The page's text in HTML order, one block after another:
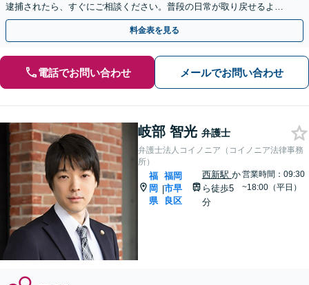
逮捕されたら、すぐにご相談ください。普段の日常が取り戻せるよう
尽力します。【休日・夜間面談可】
料金表を見る
電話でお問い合わせ メールでお問い合わせ
岐部 智光 弁護士
弁護士法人コイノニア（コイノニア法律事務
所）
福
岡
県
|
福岡
市早
良区
西新駅 か
ら徒歩5
分
営業時間：09:30
~18:00（平日）